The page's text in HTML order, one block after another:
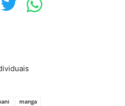
manga